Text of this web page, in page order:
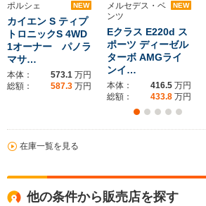
ポルシェ NEW
カイエン S ティプ
トロニックS 4WD
1オーナー パノラ
マサ…
本体： 573.1 万円
総額：
587.3 万円
メルセデス・ベ
ンツ
NEW
Eクラス E220d ス
ポーツ ディーゼル
ターボ AMGライ
ンイ…
本体： 416.5 万円
総額：
433.8 万円
在庫一覧を見る
他の条件から販売店を探す